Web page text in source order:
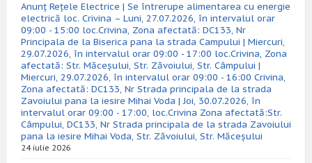
Anunț Rețele Electrice | Se întrerupe alimentarea cu energie
electrică loc. Crivina – Luni, 27.07.2026, în intervalul orar
09:00 - 15:00 loc.Crivina, Zona afectată: DC133, Nr
Principala de la Biserica pana la strada Campului | Miercuri,
29.07.2026, în intervalul orar 09:00 - 17:00 loc.Crivina, Zona
afectată: Str. Măceșului, Str. Zăvoiului, Str. Câmpului |
Miercuri, 29.07.2026, în intervalul orar 09:00 - 16:00 Crivina,
Zona afectată: DC133, Nr Strada principala de la strada
Zavoiului pana la iesire Mihai Voda | Joi, 30.07.2026, în
intervalul orar 09:00 - 17:00, loc.Crivina Zona afectată:Str.
Câmpului, DC133, Nr Strada principala de la strada Zavoiului
pana la iesire Mihai Voda, Str. Zăvoiului, Str. Măceșului
24 iulie 2026